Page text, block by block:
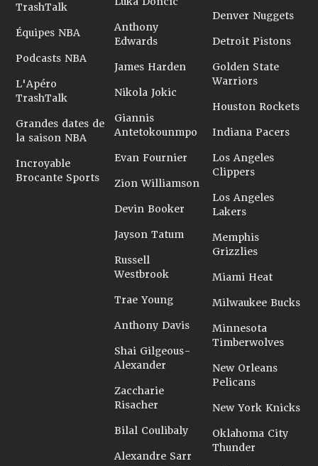
TrashTalk
Équipes NBA
Podcasts NBA
L'Apéro
TrashTalk
Grandes dates de
la saison NBA
Incroyable
Brocante Sports
Anthony
Edwards
James Harden
Nikola Jokic
Giannis
Antetokounmpo
Evan Fournier
Zion Williamson
Devin Booker
Jayson Tatum
Russell
Westbrook
Trae Young
Anthony Davis
Shai Gilgeous-
Alexander
Zaccharie
Risacher
Bilal Coulibaly
Alexandre Sarr
Denver Nuggets
Detroit Pistons
Golden State
Warriors
Houston Rockets
Indiana Pacers
Los Angeles
Clippers
Los Angeles
Lakers
Memphis
Grizzlies
Miami Heat
Milwaukee Bucks
Minnesota
Timberwolves
New Orleans
Pelicans
New York Knicks
Oklahoma City
Thunder